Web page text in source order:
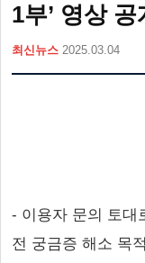
1부’ 영상 공
최신뉴스 2025.03.04
- 이용자 문의 토대
전 궁금증 해소 목적